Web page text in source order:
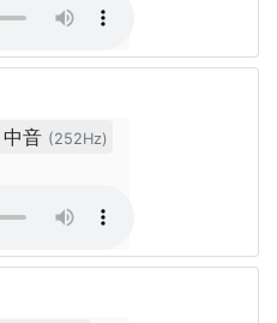
中音 (252Hz)